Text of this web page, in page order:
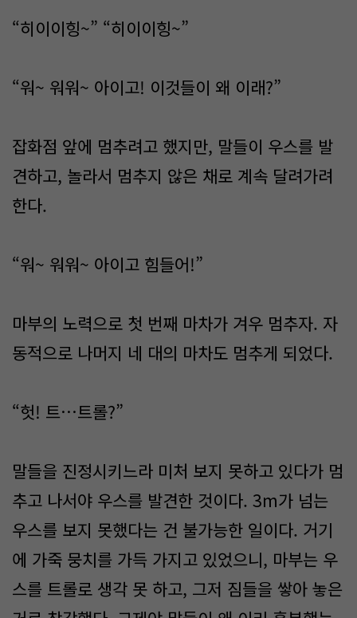
“히이이힝~” “히이이힝~”
“워~ 워워~ 아이고! 이것들이 왜 이래?”
잡화점 앞에 멈추려고 했지만, 말들이 우스를 발
견하고, 놀라서 멈추지 않은 채로 계속 달려가려
한다.
“워~ 워워~ 아이고 힘들어!”
마부의 노력으로 첫 번째 마차가 겨우 멈추자. 자
동적으로 나머지 네 대의 마차도 멈추게 되었다.
“헛! 트…트롤?”
말들을 진정시키느라 미처 보지 못하고 있다가 멈
추고 나서야 우스를 발견한 것이다. 3m가 넘는
우스를 보지 못했다는 건 불가능한 일이다. 거기
에 가죽 뭉치를 가득 가지고 있었으니, 마부는 우
스를 트롤로 생각 못 하고, 그저 짐들을 쌓아 놓은